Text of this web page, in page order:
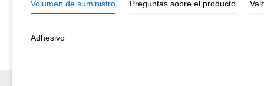
Volumen de suministro Preguntas sobre el producto
Adhesivo